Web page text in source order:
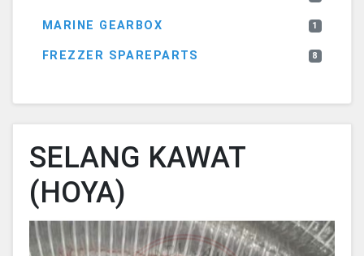
MARINE GEARBOX 1
FREZZER SPAREPARTS 8
SELANG KAWAT
(HOYA)